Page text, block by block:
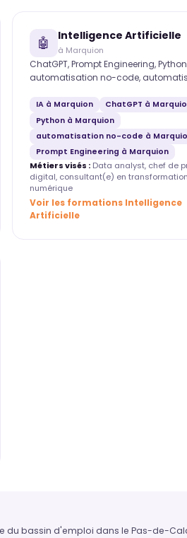
🤖 Intelligence Artificielle
à Marquion
ChatGPT, Prompt Engineering,
automatisation no-code,
IA à Marquion
ChatGPT à
Python à Marquion
automatisation no-code à
Prompt Engineering à Marquion
Métiers visés : Data analyst, chef de
digital, consultant(e) en transformation
numérique
Voir les formations Intelligence
Artificielle
du bassin d'emploi dans le Pas-de-